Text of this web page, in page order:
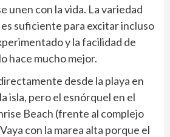
unen con la vida. La variedad
suficiente para excitar incluso
y la facilidad de
hace mucho mejor.
desde la playa en
isla, pero el esnórquel en el
Beach (frente al complejo
con la marea alta porque el